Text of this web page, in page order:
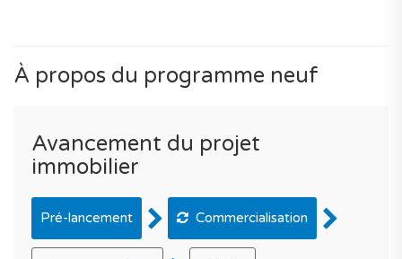
À propos du programme neuf
Avancement du projet
immobilier
Pré-lancement Commercialisation